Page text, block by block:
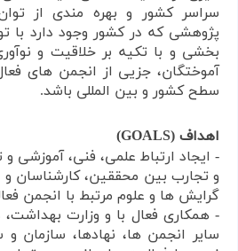
سراسر کشور و بهره مندی از
پژوهشی که در کشور وجود دارد با
بخشی و با تکیه بر خلاقیت و
آموختگان، جزیی از انجمن های
سطح کشور و بین المللی باشد.
اهداف (GOALS
)
- ایجاد ارتباط علمی، فنی، آموزشی
و تجارب بین محققین، کارشناسان
گرایش ها و علوم مرتبط با انجمن
- همکاری فعال با و وزارت
سایر انجمن ها، نهادها، سازمان